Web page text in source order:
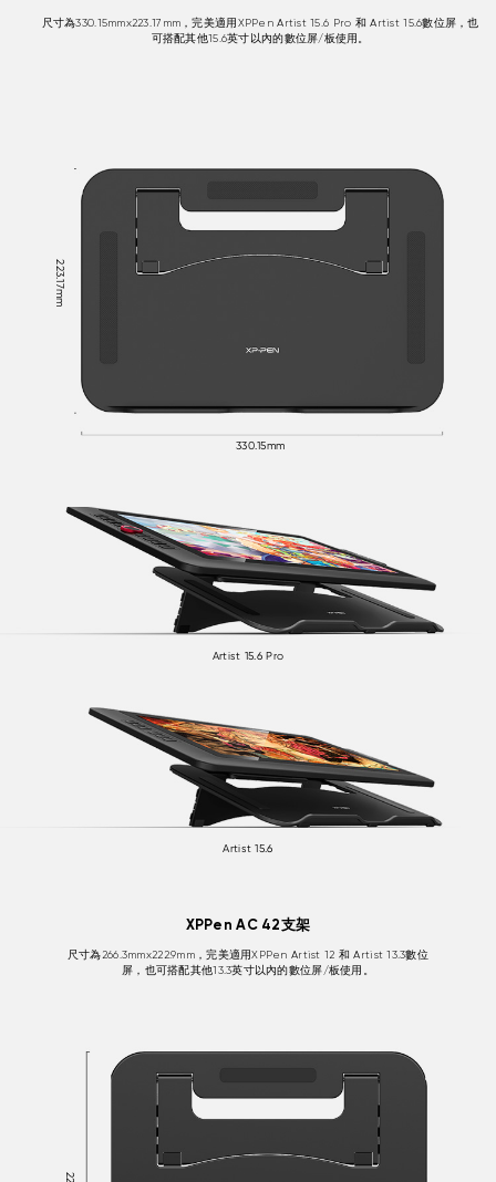
尺寸為330.15mmx223.17mm，完美適用XPPen Artist 15.6 Pro 和 Artist 15.6數位屏，也
可搭配其他15.6英寸以內的數位屏/板使用。
223.17mm
330.15mm
Artist 15.6 Pro
Artist 15.6
XPPen AC 42支架
尺寸為266.3mmx222.9mm，完美適用XPPen Artist 12 和 Artist 13.3數位
屏，也可搭配其他13.3英寸以內的數位屏/板使用。